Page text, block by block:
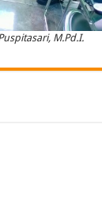
M.Pd.I.